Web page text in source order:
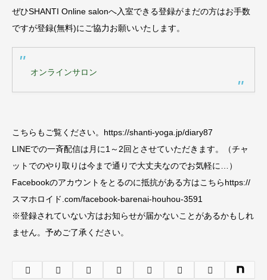
ぜひSHANTI Online salonへ入室できる登録がまだの方はお手数
ですが登録(無料)にご協力お願いいたします。
オンラインサロン
こちらもご覧ください。https://shanti-yoga.jp/diary87
LINEでの一斉配信は月に1～2回とさせていただきます。（チャ
ットでのやり取りは今まで通りで大丈夫なのでお気軽に…）
Facebookのアカウントをとるのに抵抗がある方はこちらhttps://
スマホロイド.com/facebook-barenai-houhou-3591
※登録されていない方はお知らせが届かないことがあるかもしれ
ません。予めご了承ください。